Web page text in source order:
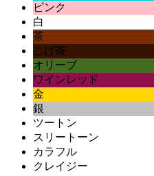
ピンク
白
茶
こげ茶
オリーブ
ワインレッド
金
銀
ツートン
スリートーン
カラフル
クレイジー